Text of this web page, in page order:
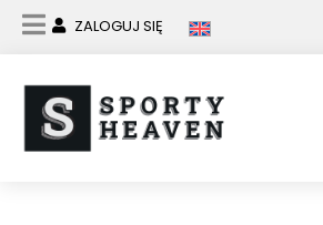
ZALOGUJ SIĘ